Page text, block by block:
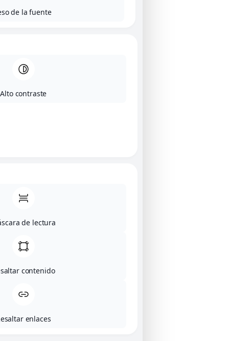
de la fuente
Alto contraste
de lectura
contenido
enlaces